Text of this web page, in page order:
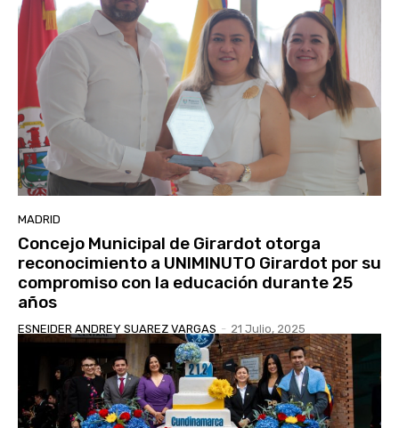
MADRID
Concejo Municipal de Girardot otorga
reconocimiento a UNIMINUTO Girardot por su
compromiso con la educación durante 25
años
ESNEIDER ANDREY SUAREZ VARGAS - 21 Julio, 2025